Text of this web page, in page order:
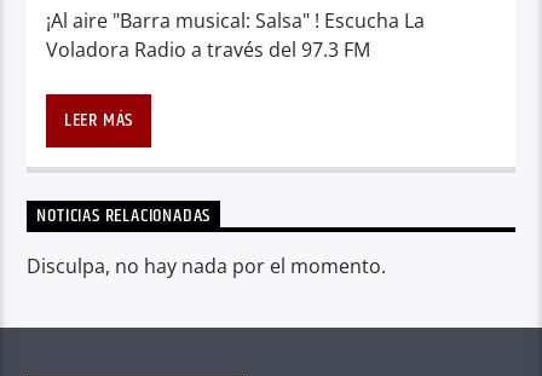
¡Al aire "Barra musical: Salsa" ! Escucha La
Voladora Radio a través del 97.3 FM
LEER MÁS
NOTICIAS RELACIONADAS
Disculpa, no hay nada por el momento.